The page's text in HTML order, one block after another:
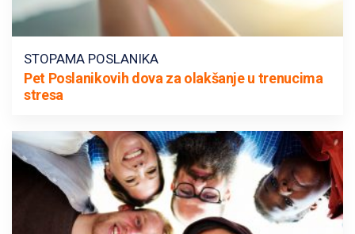
STOPAMA POSLANIKA
Pet Poslanikovih dova za olakšanje u trenucima
stresa